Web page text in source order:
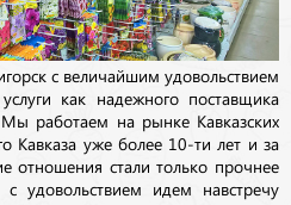
с величайшим удовольствием
как надежного поставщика
работаем на рынке Кавказских
Кавказа уже более 10-ти лет и за
отношения стали только прочнее
удовольствием идем навстречу